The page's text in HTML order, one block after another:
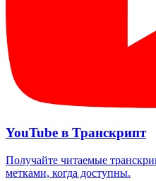
YouTube в Транскрипт
Получайте читаемые
метками, когда доступны.